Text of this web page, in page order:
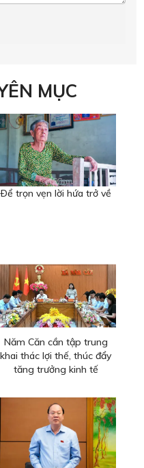
MỤC
Ðể trọn vẹn lời hứa trở về
Năm Căn cần tập trung
khai thác lợi thế, thúc đẩy
tăng trưởng kinh tế